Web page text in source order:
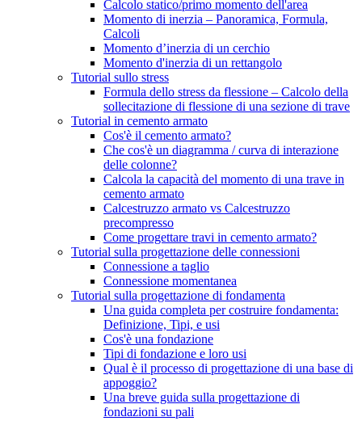
Calcolo statico/primo momento dell'area
Momento di inerzia – Panoramica, Formula,
Calcoli
Momento d’inerzia di un cerchio
Momento d'inerzia di un rettangolo
Tutorial sullo stress
Formula dello stress da flessione – Calcolo della
sollecitazione di flessione di una sezione di trave
Tutorial in cemento armato
Cos'è il cemento armato?
Che cos'è un diagramma / curva di interazione
delle colonne?
Calcola la capacità del momento di una trave in
cemento armato
Calcestruzzo armato vs Calcestruzzo
precompresso
Come progettare travi in ​​cemento armato?
Tutorial sulla progettazione delle connessioni
Connessione a taglio
Connessione momentanea
Tutorial sulla progettazione di fondamenta
Una guida completa per costruire fondamenta:
Definizione, Tipi, e usi
Cos'è una fondazione
Tipi di fondazione e loro usi
Qual è il processo di progettazione di una base di
appoggio?
Una breve guida sulla progettazione di
fondazioni su pali